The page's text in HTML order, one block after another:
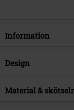
Information
Artikelnummer
Produktämne
Design
Produkttyp
Material &